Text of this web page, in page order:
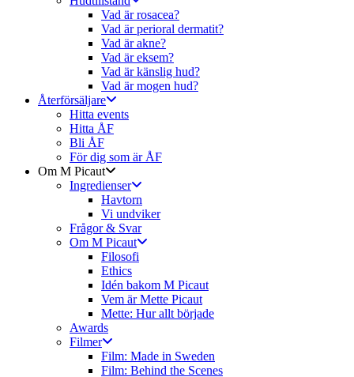
Vad är rosacea?
Vad är perioral dermatit?
Vad är akne?
Vad är eksem?
Vad är känslig hud?
Vad är mogen hud?
Återförsäljare
Hitta events
Hitta ÅF
Bli ÅF
För dig som är ÅF
Om M Picaut
Ingredienser
Havtorn
Vi undviker
Frågor & Svar
Om M Picaut
Filosofi
Ethics
Idén bakom M Picaut
Vem är Mette Picaut
Mette: Hur allt började
Awards
Filmer
Film: Made in Sweden
Film: Behind the Scenes